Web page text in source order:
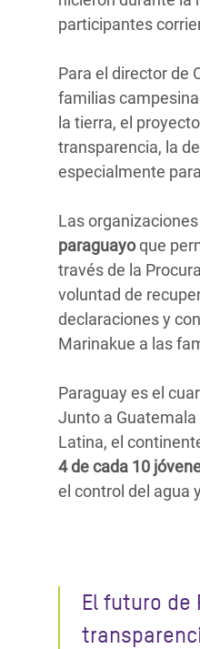
participantes
Para el director de
familias
la tierra, el
transparencia, la
especialmente
Las
paraguayoque
través de la
voluntad de
declaraciones y
Marinakue a las
Paraguay es el
Junto a
Latina, el
4 de cada 10
el control del agua
El futuro de